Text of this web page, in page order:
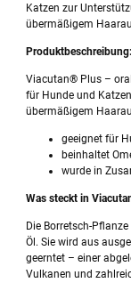
Katzen zur
übermäßigem
Produktbeschreibung:
Viacutan® Plus –
für Hunde und
übermäßigem
geeignet für
beinhaltet
wurde in
Was steckt in
Die Borretsch-
Öl. Sie wird aus
geerntet – einer
Vulkanen und